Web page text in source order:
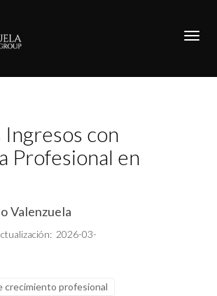
Ingresos con
Profesional en
Valenzuela
2026-03-
crecimiento profesional